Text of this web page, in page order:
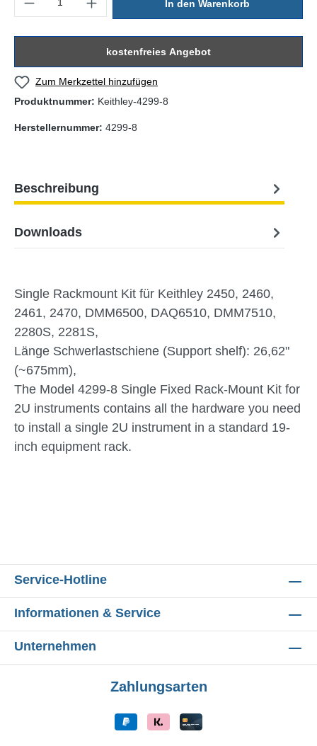
In den Warenkorb
kostenfreies Angebot
Zum Merkzettel hinzufügen
Produktnummer: Keithley-4299-8
Herstellernummer: 4299-8
Beschreibung
Downloads
Single Rackmount Kit für Keithley 2450, 2460,
2461, 2470, DMM6500, DAQ6510, DMM7510,
2280S, 2281S,
Länge Schwerlastschiene (Support shelf): 26,62"
(~675mm),
The Model 4299-8 Single Fixed Rack-Mount Kit for
2U instruments contains all the hardware you need
to install a single 2U instrument in a standard 19-
inch equipment rack.
Service-Hotline
Informationen & Service
Unternehmen
Zahlungsarten